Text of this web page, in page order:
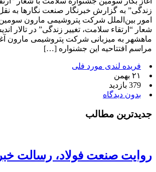
زندگی” به گزارش خبرنگار صنعت نگارها به
امور بین‌الملل شرکت پتروشیمی مارون
شعار “ارتقاء سلامت، تغییر زندگی” در تالار
ماهشهر به میزبانی شرکت پتروشیمی مارون
مراسم افتتاحیه این جشنواره […]
فریده لندی مورد فلی
۲۱ بهمن
379 بازدید
بدون دیدگاه
جدیدترین مطالب
روایت صنعت فولاد،‌ رسالت